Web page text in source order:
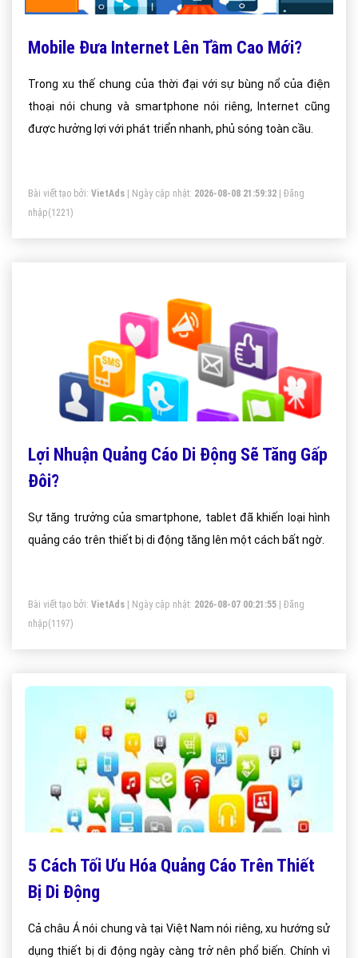
Mobile Đưa Internet Lên Tầm Cao Mới?
Trong xu thế chung của thời đại với sự bùng nổ của điện
thoại nói chung và smartphone nói riêng, Internet cũng
được hưởng lợi với phát triển nhanh, phủ sóng toàn cầu.
Bài viết tạo bởi: VietAds | Ngày cập nhật: 2026-08-08 21:59:32
Đăng
nhập(1221)
Lợi Nhuận Quảng Cáo Di Động Sẽ Tăng Gấp
Đôi?
Sự tăng trưởng của smartphone, tablet đã khiến loại hình
quảng cáo trên thiết bị di động tăng lên một cách bất ngờ.
Bài viết tạo bởi: VietAds | Ngày cập nhật: 2026-08-07 00:21:55
Đăng
nhập(1197)
5 Cách Tối Ưu Hóa Quảng Cáo Trên Thiết
Bị Di Động
Cả châu Á nói chung và tại Việt Nam nói riêng, xu hướng sử
dụng thiết bị di động ngày càng trở nên phổ biến. Chính vì